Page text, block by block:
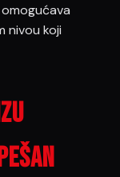
nivou koji